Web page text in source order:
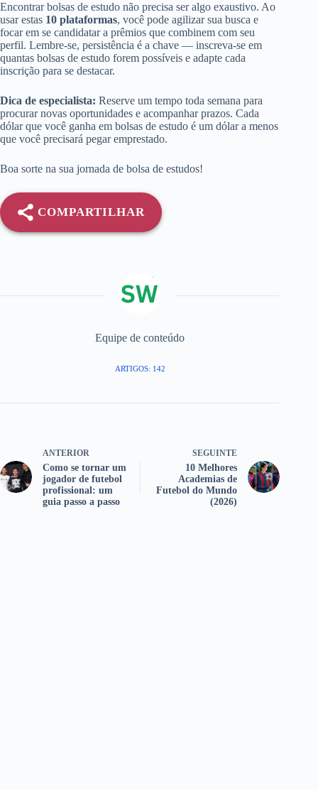
Encontrar bolsas de estudo não precisa ser algo exaustivo. Ao
usar estas 10 plataformas, você pode agilizar sua busca e
focar em se candidatar a prêmios que combinem com seu
perfil. Lembre-se, persistência é a chave — inscreva-se em
quantas bolsas de estudo forem possíveis e adapte cada
inscrição para se destacar.
Dica de especialista: Reserve um tempo toda semana para
procurar novas oportunidades e acompanhar prazos. Cada
dólar que você ganha em bolsas de estudo é um dólar a menos
que você precisará pegar emprestado.
Boa sorte na sua jornada de bolsa de estudos!
COMPARTILHAR
Equipe de conteúdo
ARTIGOS: 142
ANTERIOR
Como se tornar um
jogador de futebol
profissional: um
guia passo a passo
SEGUINTE
10 Melhores
Academias de
Futebol do Mundo
(2026)